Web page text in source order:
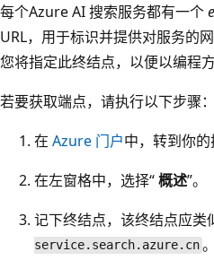
每个Azure AI 搜索服务都有一个
URL，用于标识并提供对服务的
您将指定此终结点，以便以编程
若要获取端点，请执行以下步骤：
在 Azure 门户中，转到你的
在左窗格中，选择“概述”。
记下终结点，该终结点应类
service.search.azure.cn。